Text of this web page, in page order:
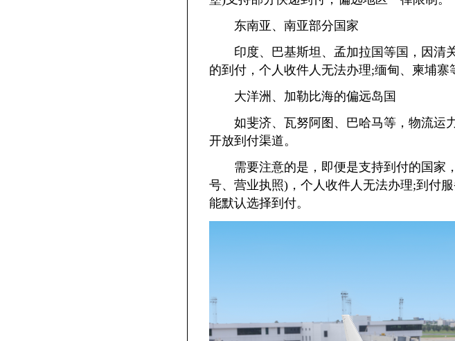
东南亚、南亚部分国家
印度、巴基斯坦、孟加拉国等国，因清
的到付，个人收件人无法办理;缅甸、柬埔寨
大洋洲、加勒比海的偏远岛国
如斐济、瓦努阿图、巴哈马等，物流运
开放到付渠道。
需要注意的是，即便是支持到付的国家
号、营业执照)，个人收件人无法办理;到付
能默认选择到付。